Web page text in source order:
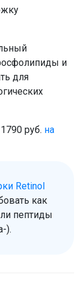
и
для
руб. на
Retinol
как
пептиды
).